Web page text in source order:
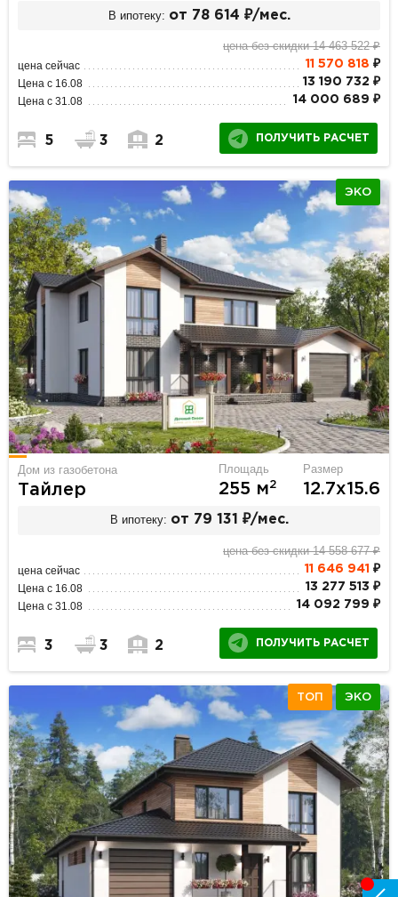
В ипотеку: от 78 614 ₽/мес.
цена без скидки 14 463 522 ₽
цена сейчас 11 570 818 ₽
Цена с 16.08 13 190 732 ₽
Цена с 31.08 14 000 689 ₽
5 3 2 ПОЛУЧИТЬ РАСЧЕТ
ЭКО
Дом из газобетона
Тайлер
Площадь
255 м2
Размер
12.7х15.6
В ипотеку: от 79 131 ₽/мес.
цена без скидки 14 558 677 ₽
цена сейчас 11 646 941 ₽
Цена с 16.08 13 277 513 ₽
Цена с 31.08 14 092 799 ₽
3 3 2 ПОЛУЧИТЬ РАСЧЕТ
ТОП ЭКО